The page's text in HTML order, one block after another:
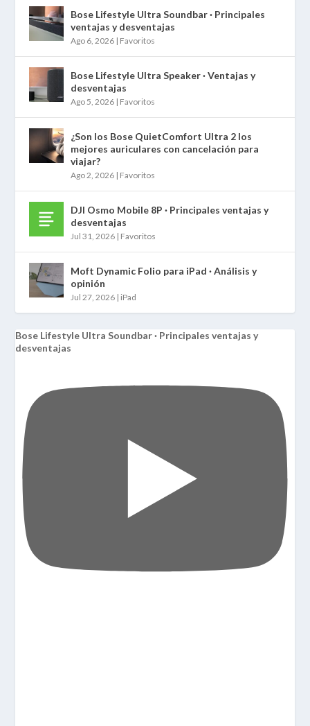
Bose Lifestyle Ultra Soundbar · Principales
ventajas y desventajas
Ago 6, 2026 | Favoritos
Bose Lifestyle Ultra Speaker · Ventajas y
desventajas
Ago 5, 2026 | Favoritos
¿Son los Bose QuietComfort Ultra 2 los
mejores auriculares con cancelación para
viajar?
Ago 2, 2026 | Favoritos
DJI Osmo Mobile 8P · Principales ventajas y
desventajas
Jul 31, 2026 | Favoritos
Moft Dynamic Folio para iPad · Análisis y
opinión
Jul 27, 2026 | iPad
Bose Lifestyle Ultra Soundbar · Principales ventajas y
desventajas